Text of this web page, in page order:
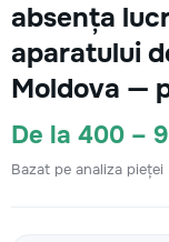
absența
aparatului
Moldova —
De la 400 –
Bazat pe analiza pieței